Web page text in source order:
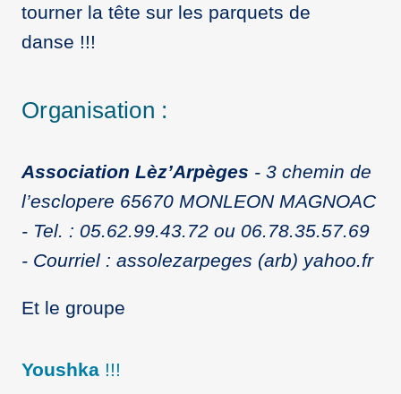
tourner la tête sur les parquets de
danse !!!
Organisation :
Association Lèz’Arpèges - 3 chemin de
l’esclopere 65670 MONLEON MAGNOAC
- Tel. : 05.62.99.43.72 ou 06.78.35.57.69
- Courriel : assolezarpeges (arb) yahoo.fr
Et le groupe
Youshka !!!